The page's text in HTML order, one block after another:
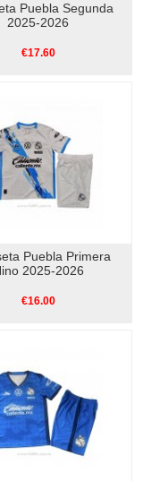
Puebla Segunda
2025-2026
€17.60
Puebla Primera
2025-2026
€16.00